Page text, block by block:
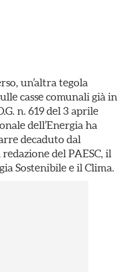
un’altra tegola
casse comunali già in
n. 619 del 3 aprile
dell’Energia ha
decaduto dal
del PAESC, il
Sostenibile e il Clima.